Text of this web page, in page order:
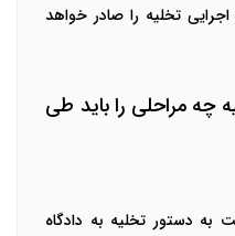
تخلیه را صادر خواهد
چه مراحلی را باید طی
دستور تخلیه به دادگاه